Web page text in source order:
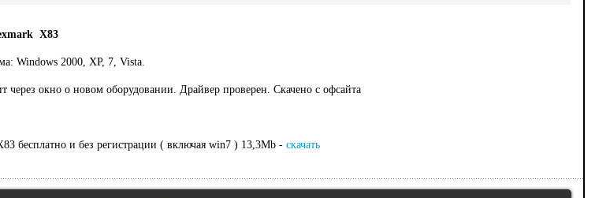
X83
Windows 2000, XP, 7, Vista.
через окно о новом оборудовании. Драйвер проверен. Скачено с офсайта
бесплатно и без регистрации ( включая win7 ) 13,3Mb - скачать